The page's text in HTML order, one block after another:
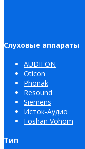
Слуховые аппараты
AUDIFON
Oticon
Phonak
Resound
Siemens
Исток-Аудио
Foshan Vohom
Тип